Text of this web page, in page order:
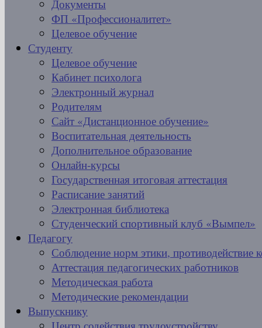
Документы
ФП «Профессионалитет»
Целевое обучение
Студенту
Целевое обучение
Кабинет психолога
Электронный журнал
Родителям
Сайт «Дистанционное обучение»
Воспитательная деятельность
Дополнительное образование
Онлайн-курсы
Государственная итоговая аттестация
Расписание занятий
Электронная библиотека
Студенческий спортивный клуб «Вымпел»
Педагогу
Соблюдение норм этики, противодействие
Аттестация педагогических работников
Методическая работа
Методические рекомендации
Выпускнику